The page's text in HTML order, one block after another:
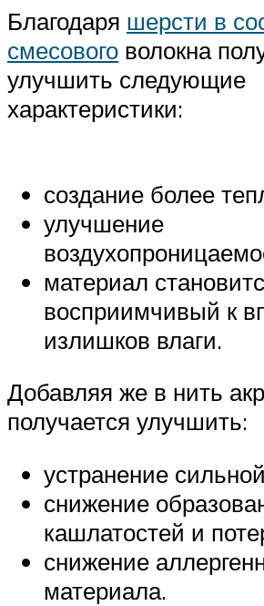
Благодаря шерсти в
смесового волокна
улучшить следующие
характеристики:
создание более
улучшение
материал
восприимчивый к
излишков влаги.
Добавляя же в нить
получается улучшить:
устранение
снижение
кашлатостей и
снижение
материала.